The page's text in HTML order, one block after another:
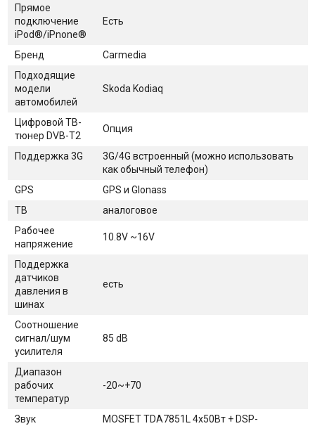
Прямое
подключение
iPod®/iPnone®
Есть
Бренд
Carmedia
Подходящие
модели
автомобилей
Skoda Kodiaq
Цифровой ТВ-
тюнер DVB-T2
Опция
Поддержка 3G
3G/4G встроенный (можно использовать
как обычный телефон)
GPS
GPS и Glonass
ТВ
аналоговое
Рабочее
напряжение
10.8V ~16V
Поддержка
датчиков
давления в
шинах
есть
Соотношение
сигнал/шум
усилителя
85 dB
Диапазон
рабочих
температур
-20~+70
Звук
MOSFET TDA7851L 4х50Вт + DSP-